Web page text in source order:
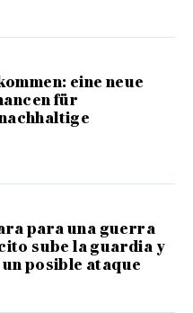
eine neue
für
para una guerra
sube la guardia y
un posible ataque